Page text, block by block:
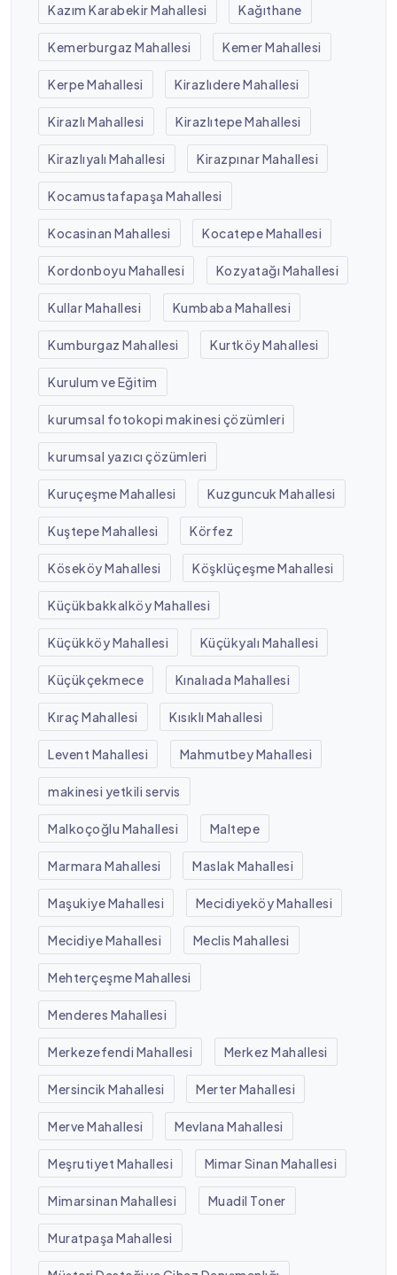
Kazım Karabekir Mahallesi Kağıthane
Kemerburgaz Mahallesi Kemer Mahallesi
Kerpe Mahallesi Kirazlıdere Mahallesi
Kirazlı Mahallesi Kirazlıtepe Mahallesi
Kirazlıyalı Mahallesi Kirazpınar Mahallesi
Kocamustafapaşa Mahallesi
Kocasinan Mahallesi Kocatepe Mahallesi
Kordonboyu Mahallesi Kozyatağı Mahallesi
Kullar Mahallesi Kumbaba Mahallesi
Kumburgaz Mahallesi Kurtköy Mahallesi
Kurulum ve Eğitim
kurumsal fotokopi makinesi çözümleri
kurumsal yazıcı çözümleri
Kuruçeşme Mahallesi Kuzguncuk Mahallesi
Kuştepe Mahallesi Körfez
Köseköy Mahallesi Köşklüçeşme Mahallesi
Küçükbakkalköy Mahallesi
Küçükköy Mahallesi Küçükyalı Mahallesi
Küçükçekmece Kınalıada Mahallesi
Kıraç Mahallesi Kısıklı Mahallesi
Levent Mahallesi Mahmutbey Mahallesi
makinesi yetkili servis
Malkoçoğlu Mahallesi Maltepe
Marmara Mahallesi Maslak Mahallesi
Maşukiye Mahallesi Mecidiyeköy Mahallesi
Mecidiye Mahallesi Meclis Mahallesi
Mehterçeşme Mahallesi
Menderes Mahallesi
Merkezefendi Mahallesi Merkez Mahallesi
Mersincik Mahallesi Merter Mahallesi
Merve Mahallesi Mevlana Mahallesi
Meşrutiyet Mahallesi Mimar Sinan Mahallesi
Mimarsinan Mahallesi Muadil Toner
Muratpaşa Mahallesi